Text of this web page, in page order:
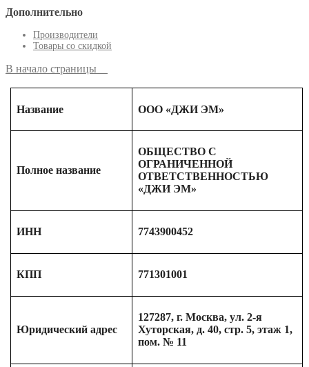
Дополнительно
Производители
Товары со скидкой
В начало страницы
Название ООО «ДЖИ ЭМ»
Полное название
ОБЩЕСТВО С
ОГРАНИЧЕННОЙ
ОТВЕТСТВЕННОСТЬЮ
«ДЖИ ЭМ»
ИНН 7743900452
КПП 771301001
Юридический адрес
127287, г. Москва, ул. 2-я
Хуторская, д. 40, стр. 5, этаж 1,
пом. № 11